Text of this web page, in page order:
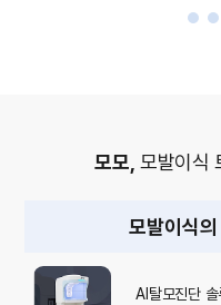
모모, 모발이식
모발이식의 고도화를 선
AI탈모진단 솔루션